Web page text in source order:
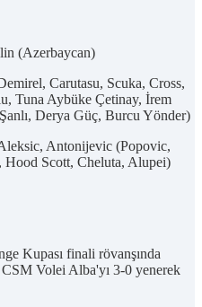
(Azerbaycan)
Carutasu, Scuka, Cross,
Tuna Aybüke Çetinay, İrem
Derya Güç, Burcu Yönder)
Antonijevic (Popovic,
Hood Scott, Cheluta, Alupei)
Kupası finali rövanşında
Volei Alba'yı 3-0 yenerek